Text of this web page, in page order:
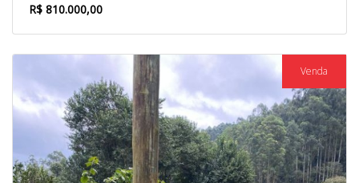
R$ 810.000,00
Venda